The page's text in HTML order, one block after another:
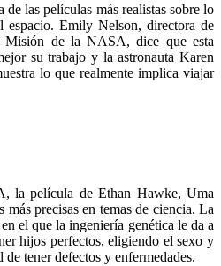
las películas más realistas sobre lo
espacio. Emily Nelson, directora de
de la NASA, dice que esta
su trabajo y la astronauta Karen
lo que realmente implica viajar
la película de Ethan Hawke, Uma
precisas en temas de ciencia. La
el que la ingeniería genética le da a
hijos perfectos, eligiendo el sexo y
tener defectos y enfermedades.